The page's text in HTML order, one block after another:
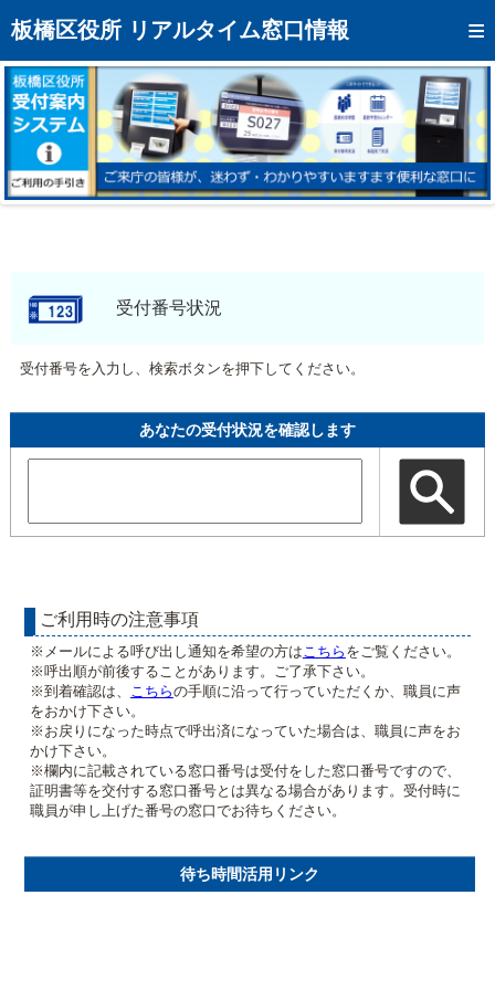
板橋区役所 リアルタイム窓口情報
トップページへ
混雑予想カレンダー
リアルタイム混雑状況
リアルタイム受付番号状況
メール通知登録
モバイルサイト受付番号状況
受付番号を入力し、検索ボタンを押下してください。
あなたの受付状況を確認します
ご利用時の注意事項
※メールによる呼び出し通知を希望の方は こちら をご覧ください。
※呼出順が前後することがあります。ご了承下さい。
※到着確認は、
こちらの手順に沿って行っていただくか、職員に声
をおかけ下さい。
※お戻りになった時点で呼出済になっていた場合は、職員に声をお
かけ下さい。
※欄内に記載されている窓口番号は受付をした窓口番号ですので、
証明書等を交付する窓口番号とは異なる場合があります。受付時に
職員が申し上げた番号の窓口でお待ちください。
待ち時間活用リンク